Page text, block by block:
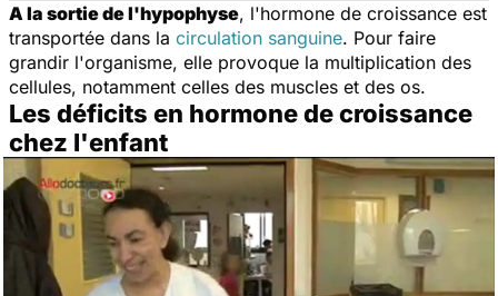
A la sortie de l'hypophyse, l'hormone de croissance est
transportée dans la circulation sanguine. Pour faire
grandir l'organisme, elle provoque la multiplication des
cellules, notamment celles des muscles et des os.
Les déficits en hormone de croissance
chez l'enfant